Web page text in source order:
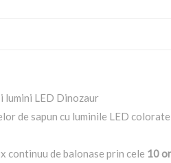
lumini LED Dinozaur
de sapun cu luminile LED
continuu de balonase prin cele 10